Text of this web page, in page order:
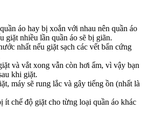
áo hay bị xoắn với nhau nên quần áo
giặt nhiều lần quần áo sẽ bị giãn.
nhất nếu giặt sạch các vết bẩn cứng
và vắt xong vẫn còn hơi ẩm, vì vậy bạn
khi giặt.
máy sẽ rung lắc và gây tiếng ồn (nhất là
ít chế độ giặt cho từng loại quần áo khác